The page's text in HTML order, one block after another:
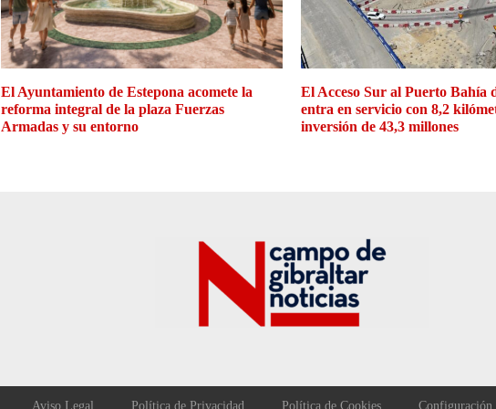
El Ayuntamiento de Estepona acomete la
reforma integral de la plaza Fuerzas
Armadas y su entorno
El Acceso Sur al Puerto Bahía
entra en servicio con 8,2
inversión de 43,3 millones
Aviso Legal Política de Privacidad Política de Cookies Configuración